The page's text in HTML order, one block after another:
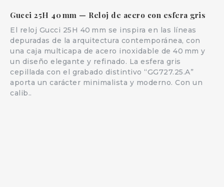
Gucci 25H 40 mm — Reloj de acero con esfera gris
El reloj Gucci 25H 40 mm se inspira en las líneas
depuradas de la arquitectura contemporánea, con
una caja multicapa de acero inoxidable de 40 mm y
un diseño elegante y refinado. La esfera gris
cepillada con el grabado distintivo “GG727.25.A”
aporta un carácter minimalista y moderno. Con un
calib..